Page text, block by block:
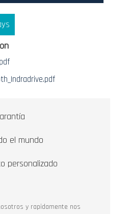
el mundo
personalizado
y rapidamente nos